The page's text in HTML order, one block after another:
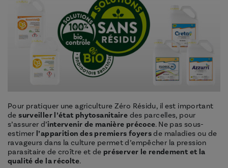
Pour pratiquer une agriculture Zéro Résidu, il est important
desurveiller l’état phytosanitaire des parcelles, pour
s’assurer d’intervenir de manière précoce. Ne pas sous-
estimer l’apparition des premiers foyersde maladies ou de
ravageurs dans la culture permet d’empêcher la pression
parasitaire de croître et de préserver le rendement et la
qualité de la récolte.